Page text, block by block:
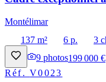
Montélimar
137 m²
6 p. 3
9 photos199 000 €
Réf.V0023